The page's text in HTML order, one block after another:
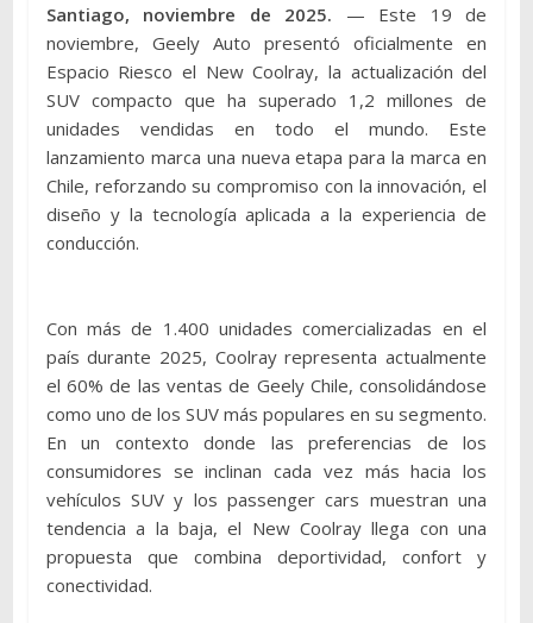
Santiago, noviembre de 2025. — Este 19 de
noviembre, Geely Auto presentó oficialmente en
Espacio Riesco el New Coolray, la actualización del
SUV compacto que ha superado 1,2 millones de
unidades vendidas en todo el mundo. Este
lanzamiento marca una nueva etapa para la marca en
Chile, reforzando su compromiso con la innovación, el
diseño y la tecnología aplicada a la experiencia de
conducción.
Con más de 1.400 unidades comercializadas en el
país durante 2025, Coolray representa actualmente
el 60% de las ventas de Geely Chile, consolidándose
como uno de los SUV más populares en su segmento.
En un contexto donde las preferencias de los
consumidores se inclinan cada vez más hacia los
vehículos SUV y los passenger cars muestran una
tendencia a la baja, el New Coolray llega con una
propuesta que combina deportividad, confort y
conectividad.